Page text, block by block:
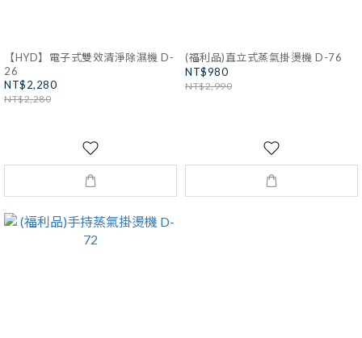
【HYD】電子式雙效清淨除濕機 D-
26
NT$2,280
NT$2,280
(福利品)直立式蒸氣掛燙機 D-76
NT$980
NT$2,990